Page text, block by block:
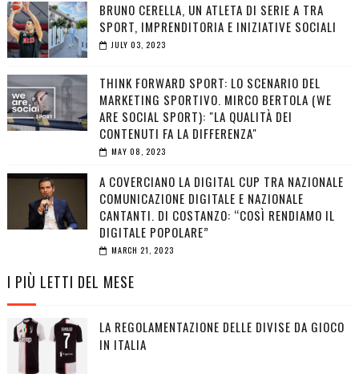
BRUNO CERELLA, UN ATLETA DI SERIE A TRA
SPORT, IMPRENDITORIA E INIZIATIVE SOCIALI
JULY 03, 2023
THINK FORWARD SPORT: LO SCENARIO DEL
MARKETING SPORTIVO. MIRCO BERTOLA (WE
ARE SOCIAL SPORT): "LA QUALITÀ DEI
CONTENUTI FA LA DIFFERENZA"
MAY 08, 2023
A COVERCIANO LA DIGITAL CUP TRA NAZIONALE
COMUNICAZIONE DIGITALE E NAZIONALE
CANTANTI. DI COSTANZO: “COSÌ RENDIAMO IL
DIGITALE POPOLARE”
MARCH 21, 2023
I PIÙ LETTI DEL MESE
LA REGOLAMENTAZIONE DELLE DIVISE DA GIOCO
IN ITALIA